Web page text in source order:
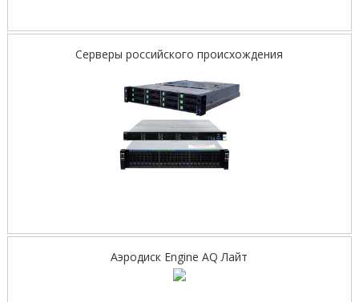
Серверы российского происхождения
Аэродиск Engine AQ Лайт